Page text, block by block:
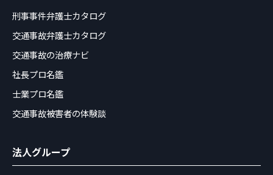
刑事事件弁護士カタログ
交通事故弁護士カタログ
交通事故の治療ナビ
社長プロ名鑑
士業プロ名鑑
交通事故被害者の体験談
法人グループ